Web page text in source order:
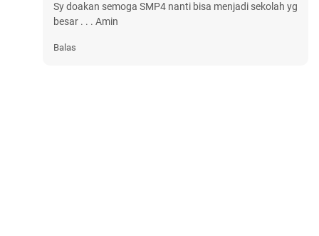
Sy doakan semoga SMP4 nanti bisa menjadi sekolah yg
besar . . . Amin
Balas